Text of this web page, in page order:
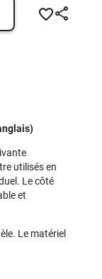
utilisés en
Le côté
et
Le matériel